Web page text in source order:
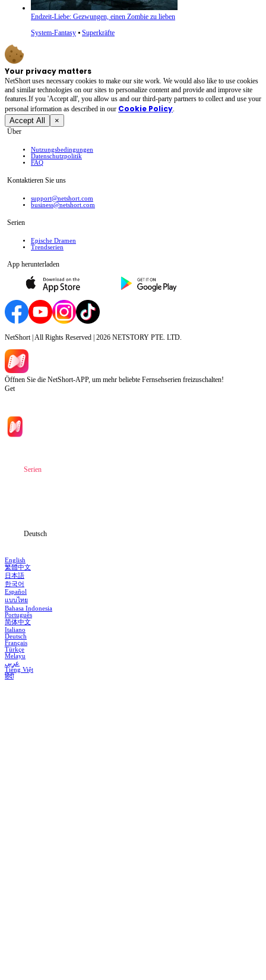
Endzeit-Liebe: Gezwungen, einen Zombie zu lieben
System-Fantasy ⦁ Superkräfte
Your privacy matters
NetShort uses necessary cookies to make our site work. We would also like to use cookies
and similar technologies on our sites to personalize content and provide and improve site
features.If you 'Accept all', you allow us and our third-party partners to collect and use your
personal irformation as described in our Cookie Policy.
Accept All ×
Über
Nutzungsbedingungen
Datenschutzpolitik
FAQ
Kontaktieren Sie uns
support@netshort.com
business@netshort.com
Serien
Epische Dramen
Trendserien
App herunterladen
NetShort | All Rights Reserved | 2026 NETSTORY PTE. LTD.
Öffnen Sie die NetShort-APP, um mehr beliebte Fernsehserien freizuschalten!
Get
Serien
Deutsch
English
繁體中文
日本語
한국어
Español
แบบไทย
Bahasa Indonesia
Português
简体中文
Italiano
Deutsch
Français
Türkçe
Melayu
عربي
Tiếng Việt
हिंदी